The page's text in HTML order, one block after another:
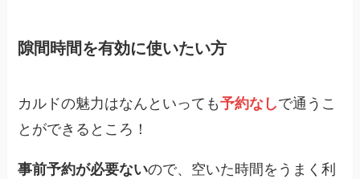
隙間時間を有効に使いたい方
カルドの魅力はなんといっても予約なしで通うこ
とができるところ！
事前予約が必要ないので、空いた時間をうまく利